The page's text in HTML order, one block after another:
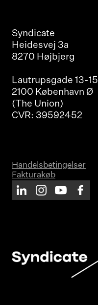
Syndicate
Heidesvej 3a
8270 Højbjerg
Lautrupsgade 13-15
2100 København Ø
(The Union)
CVR: 39592452
Handelsbetingelser
Fakturakøb